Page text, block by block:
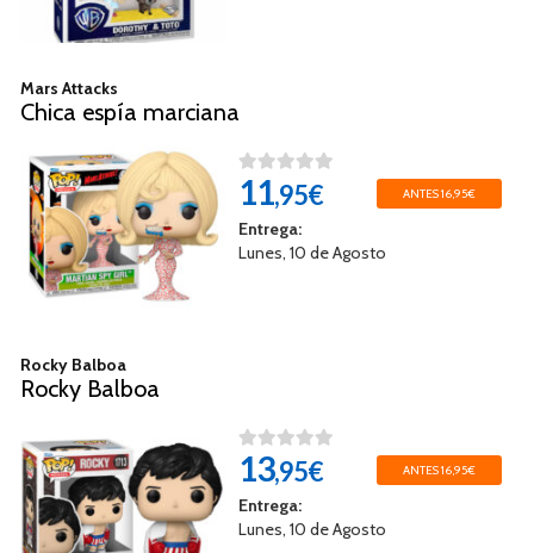
Mars Attacks
Chica espía marciana
11,95€ ANTES 16,95€
Entrega:
Lunes, 10 de Agosto
Rocky Balboa
Rocky Balboa
13,95€ ANTES 16,95€
Entrega:
Lunes, 10 de Agosto